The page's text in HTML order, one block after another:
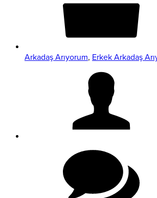
Arkadaş Arıyorum, Erkek Arkadaş